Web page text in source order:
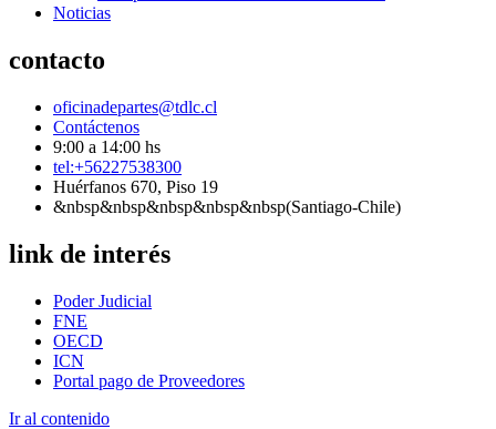
Noticias
contacto
oficinadepartes@tdlc.cl
Contáctenos
9:00 a 14:00 hs
tel:+56227538300
Huérfanos 670, Piso 19
&nbsp&nbsp&nbsp&nbsp&nbsp(Santiago-Chile)
link de interés
Poder Judicial
FNE
OECD
ICN
Portal pago de Proveedores
Ir al contenido